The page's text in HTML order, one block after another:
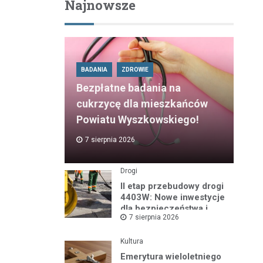
Najnowsze
BADANIA ZDROWIE
Bezpłatne badania na
cukrzycę dla mieszkańców
Powiatu Wyszkowskiego!
7 sierpnia 2026
Drogi
II etap przebudowy drogi
4403W: Nowe inwestycje
dla bezpieczeństwa i
komfortu
7 sierpnia 2026
Kultura
Emerytura wieloletniego